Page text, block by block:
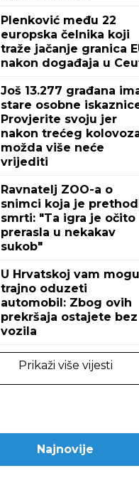
Plenković među 22
europska čelnika koji
traže jačanje granica
nakon događaja u
Još 13.277 građana
stare osobne
Provjerite svoju jer
nakon trećeg
možda više neće
vrijediti
Ravnatelj ZOO-a o
snimci koja je
smrti: "Ta igra je očito
prerasla u nekakav
sukob"
U Hrvatskoj vam mogu
trajno oduzeti
automobil: Zbog ovih
prekršaja ostajete bez
vozila
Prikaži više vijesti
Najnovije